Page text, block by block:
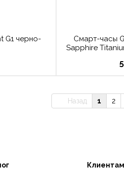
G1 черно-
Смарт-часы
Sapphire
Назад 1 2
Клиентам